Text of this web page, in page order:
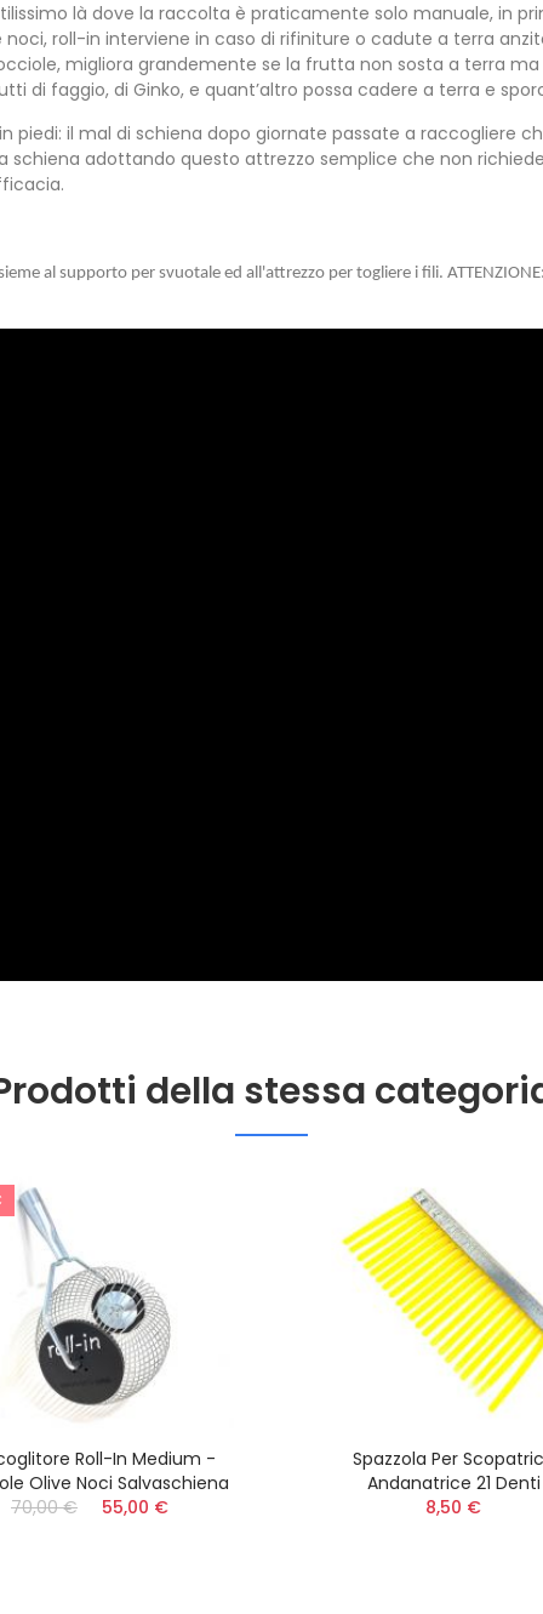
là dove la raccolta è praticamente solo manuale, in
roll-in interviene in caso di rifiniture o cadute a terra
migliora grandemente se la frutta non sosta a terra
di faggio, di Ginko, e quant’altro possa cadere a terra e
piedi: il mal di schiena dopo giornate passate a raccogliere
schiena adottando questo attrezzo semplice che non
al supporto per svuotale ed all'attrezzo per togliere i fili. ATTENZIONE:
della stessa
Roll-In Medium -
Olive Noci Salvaschiena
70,00 €
55,00 €
Spazzola Per
Andanatrice 21 Denti
8,50 €